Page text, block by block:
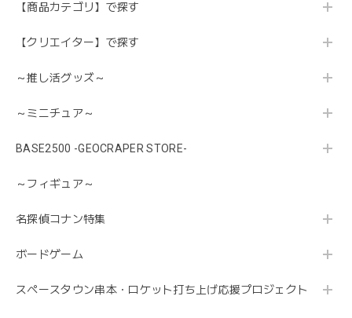
【商品カテゴリ】で探す
【クリエイター】で探す
～推し活グッズ～
～ミニチュア～
BASE2500 -GEOCRAPER STORE-
～フィギュア～
名探偵コナン特集
ボードゲーム
スペースタウン串本・ロケット打ち上げ応援プロジェクト